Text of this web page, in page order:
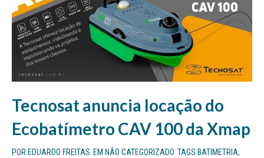
Tecnosat anuncia locação do
Ecobatímetro CAV 100 da Xmap
POR EDUARDO FREITAS EM NÃO CATEGORIZADO TAGS BATIMETRIA,